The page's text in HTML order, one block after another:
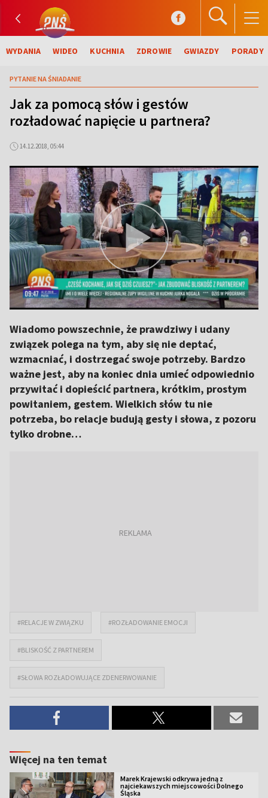
WYDANIA WIDEO KUCHNIA ZDROWIE GWIAZDY PORADY
PYTANIE NA ŚNIADANIE
Jak za pomocą słów i gestów
rozładować napięcie u partnera?
14.12.2018, 05:44
Wiadomo powszechnie, że prawdziwy i udany
związek polega na tym, aby się nie deptać,
wzmacniać, i dostrzegać swoje potrzeby. Bardzo
ważne jest, aby na koniec dnia umieć odpowiednio
przywitać i dopieścić partnera, krótkim, prostym
powitaniem, gestem. Wielkich słów tu nie
potrzeba, bo relacje budują gesty i słowa, z pozoru
tylko drobne…
#RELACJE W ZWIĄZKU #ROZŁADOWANIE EMOCJI
#BLISKOŚĆ Z PARTNEREM
#SŁOWA ROZŁADOWUJĄCE ZDENERWOWANIE
Więcej na ten temat
Marek Krajewski odkrywa jedną z
najciekawszych miejscowości Dolnego
Śląska